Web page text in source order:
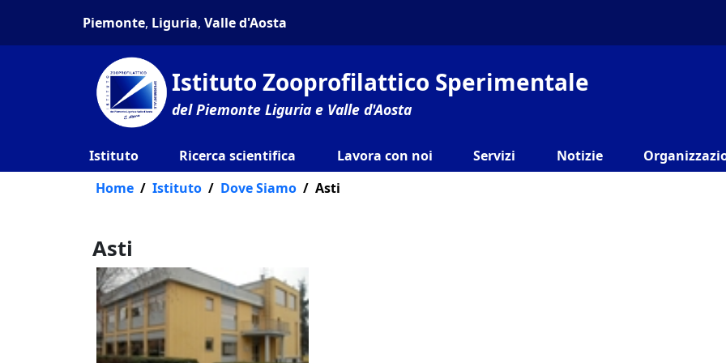
Piemonte, Liguria, Valle d'Aosta
Istituto Zooprofilattico Sperimentale
del Piemonte Liguria e Valle d'Aosta
Istituto Ricerca scientifica Lavora con noi Servizi Notizie
Home
Istituto Dove Siamo Asti
Asti